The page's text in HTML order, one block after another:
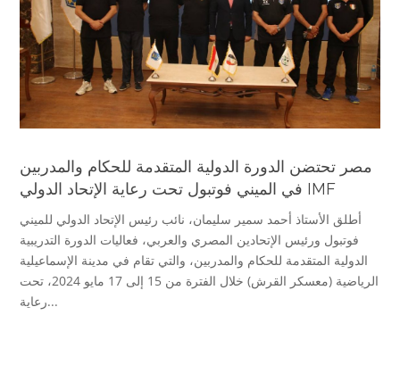
مصر تحتضن الدورة الدولية المتقدمة للحكام والمدربين
في الميني فوتبول تحت رعاية الإتحاد الدولي IMF
أطلق الأستاذ أحمد سمير سليمان، نائب رئيس الإتحاد الدولي للميني
فوتبول ورئيس الإتحادين المصري والعربي، فعاليات الدورة التدريبية
الدولية المتقدمة للحكام والمدربين، والتي تقام في مدينة الإسماعيلية
الرياضية (معسكر القرش) خلال الفترة من 15 إلى 17 مايو 2024، تحت
رعاية...